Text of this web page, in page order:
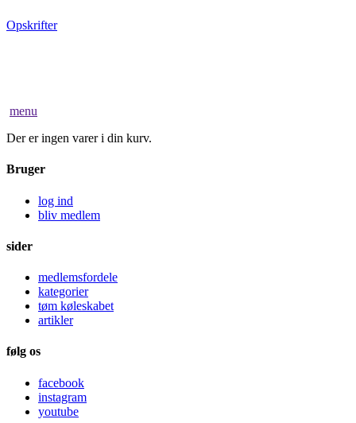
Opskrifter
menu
Der er ingen varer i din kurv.
Bruger
log ind
bliv medlem
sider
medlemsfordele
kategorier
tøm køleskabet
artikler
følg os
facebook
instagram
youtube